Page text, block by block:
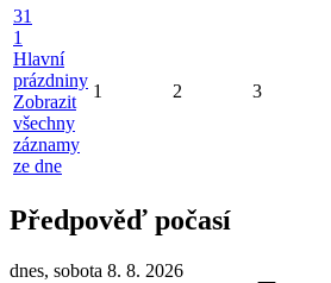
31
1
Hlavní
prázdniny
Zobrazit
všechny
záznamy
ze dne
1 2 3
Předpověď počasí
dnes, sobota 8. 8. 2026